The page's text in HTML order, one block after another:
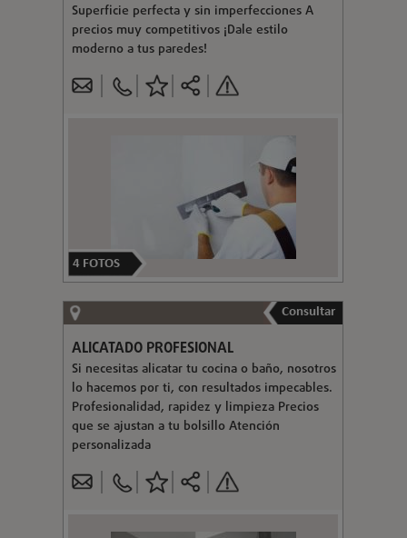
Superficie perfecta y sin imperfecciones A
precios muy competitivos ¡Dale estilo
moderno a tus paredes!
4 FOTOS
Consultar
ALICATADO PROFESIONAL
Si necesitas alicatar tu cocina o baño, nosotros
lo hacemos por ti, con resultados impecables.
Profesionalidad, rapidez y limpieza Precios
que se ajustan a tu bolsillo Atención
personalizada